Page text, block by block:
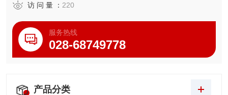
访 问 量 ： 220
服务热线
028-68749778
产品分类